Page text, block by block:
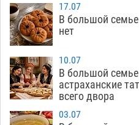
13:13
Скончался второй
Астрахани
12:49
Астраханские
стартовали на
17.07
В большой
нет
10.07
В большой
астраханские
всего двора
03.07